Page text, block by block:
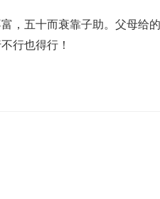
，五十而衰靠子助。父母给
行也得行！